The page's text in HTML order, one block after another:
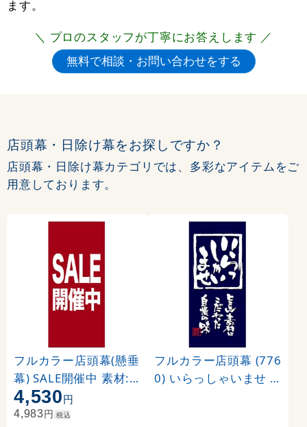
ます。
＼ プロのスタッフが丁寧にお答えします ／
店頭幕・日除け幕をお探しですか？
店頭幕・日除け幕カテゴリでは、多彩なアイテムをご
用意しております。
フルカラー店頭幕(懸垂
幕) SALE開催中 素材:
ポンジ (69540)
4,530円
4,983円 税込
フルカラー店頭幕 (776
0) いらっしゃいませ (